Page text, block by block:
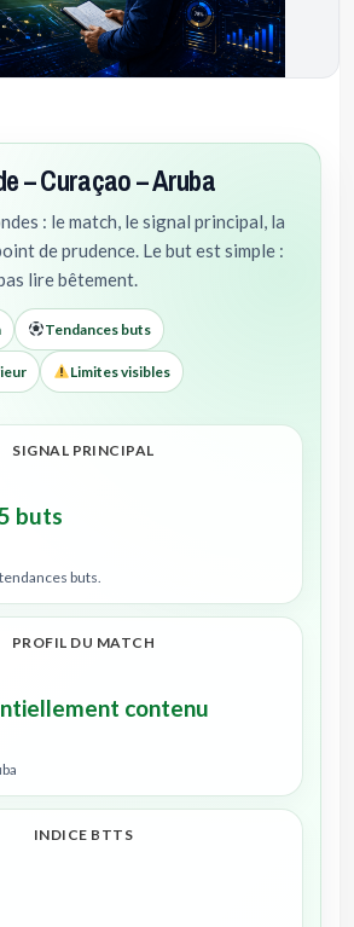
– Curaçao – Aruba
: le match, le signal principal, la
de prudence. Le but est simple :
lire bêtement.
Tendances buts
Limites visibles
SIGNAL PRINCIPAL
buts
buts.
PROFIL DU MATCH
contenu
INDICE BTTS